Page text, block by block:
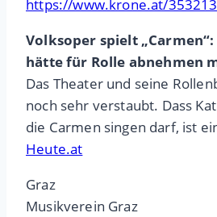
https://www.krone.at/
Volksoper spielt
hätte für Rolle abnehmen
Das Theater und seine
noch sehr verstaubt. Dass
die Carmen singen darf, ist
Heute.at
Graz
Musikverein Graz